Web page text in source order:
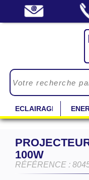
ECLAIRAGE
100W
RÉFÉRENCE :